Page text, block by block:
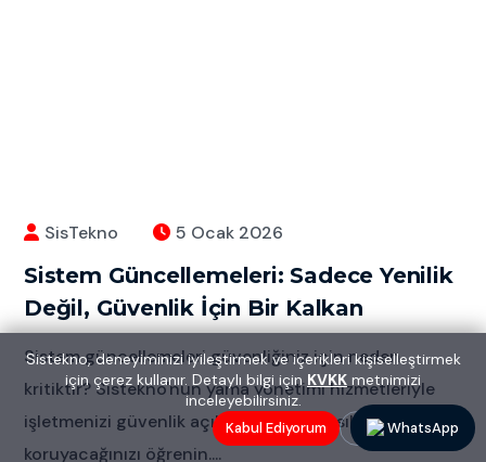
SisTekno 5 Ocak 2026
Sistem Güncellemeleri: Sadece Yenilik
Değil, Güvenlik İçin Bir Kalkan
Sistem güncellemeleri güvenliğiniz için neden
kritiktir? Sistekno'nun yama yönetimi hizmetleriyle
işletmenizi güvenlik açıklarına karşı nasıl
koruyacağınızı öğrenin....
Sistekno, deneyiminizi iyileştirmek ve içerikleri kişiselleştirmek
için çerez kullanır. Detaylı bilgi içinKVKK metnimizi
inceleyebilirsiniz.
Kabul Ediyorum Reddediyorum
WhatsApp